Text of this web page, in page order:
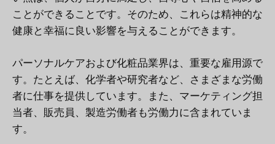
ことができることです。そのため、これらは精神的な
健康と幸福に良い影響を与えることができます。
パーソナルケアおよび化粧品業界は、重要な雇用源で
す。たとえば、化学者や研究者など、さまざまな労働
者に仕事を提供しています。また、マーケティング担
当者、販売員、製造労働者も労働力に含まれていま
す。